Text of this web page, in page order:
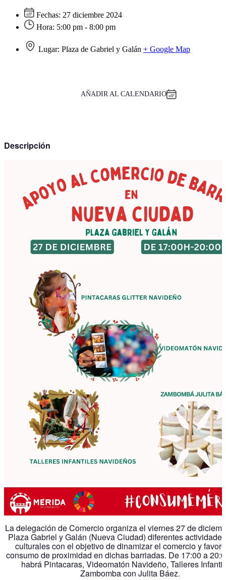
Fechas: 27 diciembre 2024
Hora: 5:00 pm - 8:00 pm
Lugar: Plaza de Gabriel y Galán + Google Map
AÑADIR AL CALENDARIO
Descripción
La delegación de Comercio organiza el viernes 27 de
Plaza Gabriel y Galán (Nueva Ciudad) diferentes
culturales con el objetivo de dinamizar el comercio y
consumo de proximidad en dichas barriadas. De 17:00 a
habrá Pintacaras, Videomatón Navideño, Talleres
Zambomba con Julita Báez.